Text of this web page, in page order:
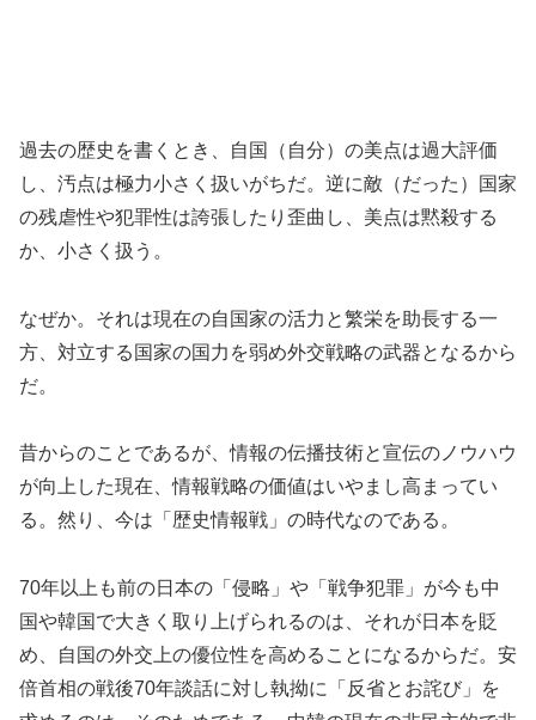
過去の歴史を書くとき、自国（自分）の美点は過大評価
し、汚点は極力小さく扱いがちだ。逆に敵（だった）国家
の残虐性や犯罪性は誇張したり歪曲し、美点は黙殺する
か、小さく扱う。
なぜか。それは現在の自国家の活力と繁栄を助長する一
方、対立する国家の国力を弱め外交戦略の武器となるから
だ。
昔からのことであるが、情報の伝播技術と宣伝のノウハウ
が向上した現在、情報戦略の価値はいやまし高まってい
る。然り、今は「歴史情報戦」の時代なのである。
70年以上も前の日本の「侵略」や「戦争犯罪」が今も中
国や韓国で大きく取り上げられるのは、それが日本を貶
め、自国の外交上の優位性を高めることになるからだ。安
倍首相の戦後70年談話に対し執拗に「反省とお詫び」を